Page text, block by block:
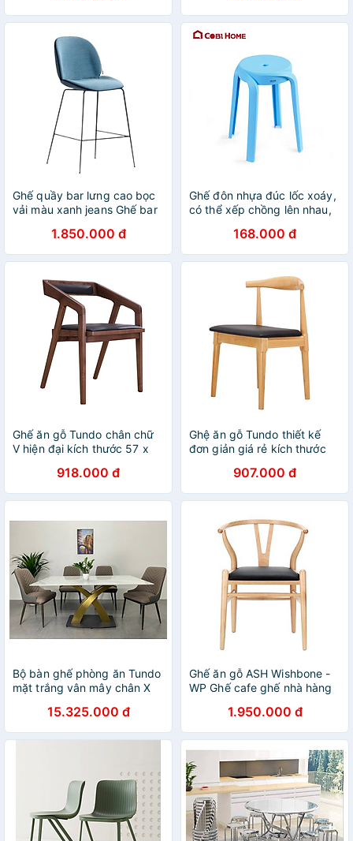
nhập khẩu cao cấp hiện đại
khẩu cao cấp
Ghế quầy bar lưng cao bọc
vải màu xanh jeans Ghế bar
điện Blue Jeans Color Bar
Stools CB Beetle-F – Nội thất
CAPTA
1.850.000 đ
Ghế đôn nhựa đúc lốc xoáy,
có thể xếp chồng lên nhau,
Cobihome168.000 đ
Ghế ăn gỗ Tundo chân chữ
V hiện đại kích thước 57 x
918.000 đ
Ghệ ăn gỗ Tundo thiết kế
đơn giản giá rẻ kích thước
907.000 đ
Bộ bàn ghế phòng ăn Tundo
mặt trắng vân mây chân X
15.325.000 đ
Ghế ăn gỗ ASH Wishbone -
WP Ghế cafe ghế nhà hàng
cấp tiêu chuẩn xuất khẩu ở
TpHCM
1.950.000 đ